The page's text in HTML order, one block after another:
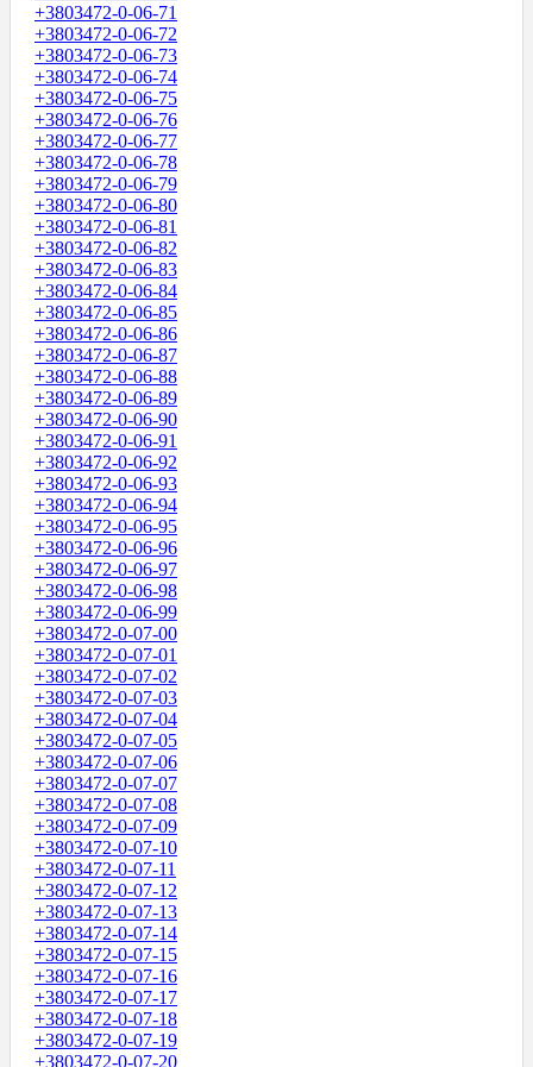
+3803472-0-06-71
+3803472-0-06-72
+3803472-0-06-73
+3803472-0-06-74
+3803472-0-06-75
+3803472-0-06-76
+3803472-0-06-77
+3803472-0-06-78
+3803472-0-06-79
+3803472-0-06-80
+3803472-0-06-81
+3803472-0-06-82
+3803472-0-06-83
+3803472-0-06-84
+3803472-0-06-85
+3803472-0-06-86
+3803472-0-06-87
+3803472-0-06-88
+3803472-0-06-89
+3803472-0-06-90
+3803472-0-06-91
+3803472-0-06-92
+3803472-0-06-93
+3803472-0-06-94
+3803472-0-06-95
+3803472-0-06-96
+3803472-0-06-97
+3803472-0-06-98
+3803472-0-06-99
+3803472-0-07-00
+3803472-0-07-01
+3803472-0-07-02
+3803472-0-07-03
+3803472-0-07-04
+3803472-0-07-05
+3803472-0-07-06
+3803472-0-07-07
+3803472-0-07-08
+3803472-0-07-09
+3803472-0-07-10
+3803472-0-07-11
+3803472-0-07-12
+3803472-0-07-13
+3803472-0-07-14
+3803472-0-07-15
+3803472-0-07-16
+3803472-0-07-17
+3803472-0-07-18
+3803472-0-07-19
+3803472-0-07-20